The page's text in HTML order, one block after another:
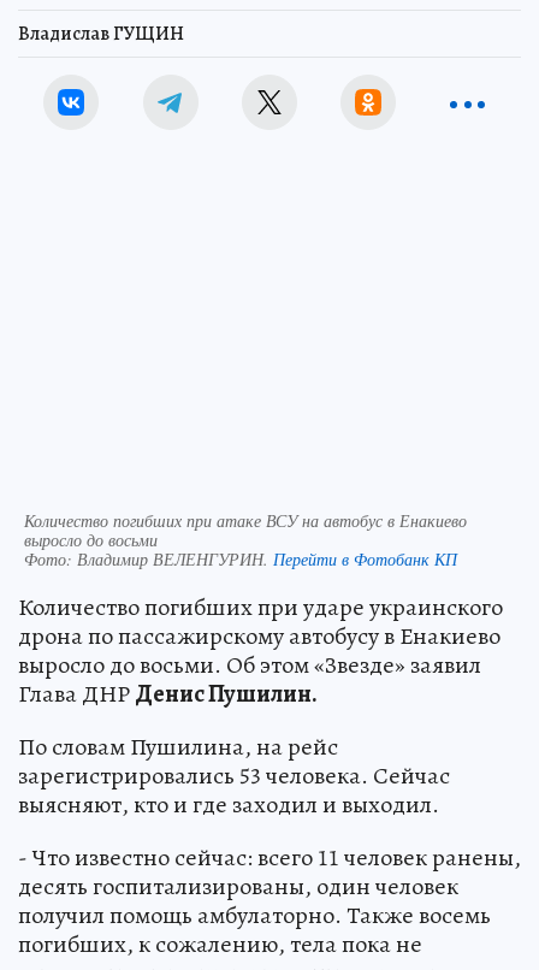
Владислав ГУЩИН
Количество погибших при атаке ВСУ на автобус в Енакиево
выросло до восьми
Фото: Владимир ВЕЛЕНГУРИН. Перейти в Фотобанк КП
Количество погибших при ударе украинского
дрона по пассажирскому автобусу в Енакиево
выросло до восьми. Об этом «Звезде» заявил
Глава ДНРДенис Пушилин.
По словам Пушилина, на рейс
зарегистрировались 53 человека. Сейчас
выясняют, кто и где заходил и выходил.
- Что известно сейчас: всего 11 человек ранены,
десять госпитализированы, один человек
получил помощь амбулаторно. Также восемь
погибших, к сожалению, тела пока не